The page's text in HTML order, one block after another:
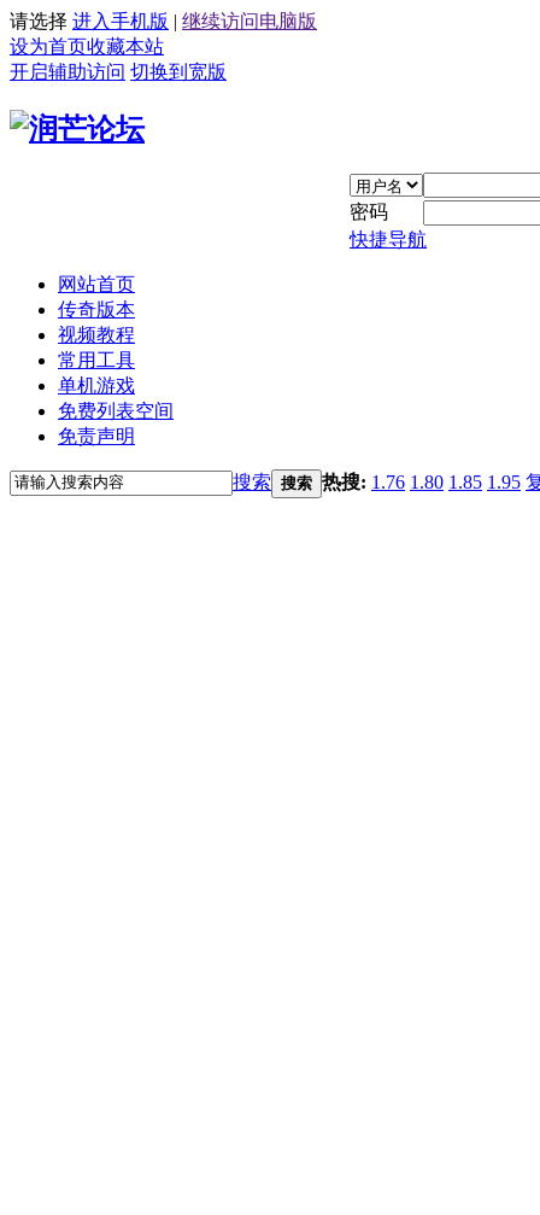
请选择 进入手机版 | 继续访问电脑版
设为首页收藏本站
开启辅助访问 切换到宽版
密码
快捷导航
网站首页
传奇版本
视频教程
常用工具
单机游戏
免费列表空间
免责声明
搜索 搜索 热搜: 1.76 1.80 1.85 1.95